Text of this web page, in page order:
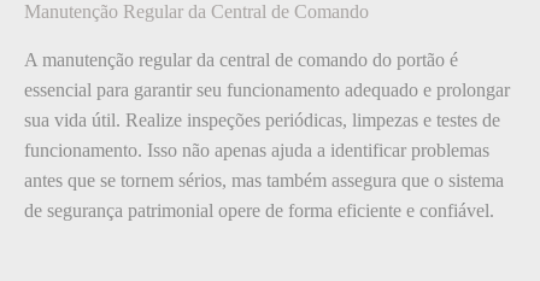
Manutenção Regular da Central de Comando
A manutenção regular da central de comando do portão é
essencial para garantir seu funcionamento adequado e prolongar
sua vida útil. Realize inspeções periódicas, limpezas e testes de
funcionamento. Isso não apenas ajuda a identificar problemas
antes que se tornem sérios, mas também assegura que o sistema
de segurança patrimonial opere de forma eficiente e confiável.